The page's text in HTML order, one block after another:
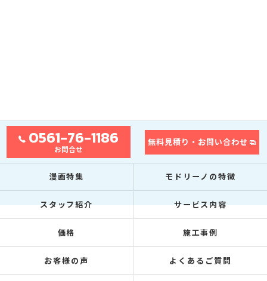
0561-76-1186
お問合せ
無料見積り・お問い合わせ
漫画特集 モドリーノの特徴
スタッフ紹介 サービス内容
価格 施工事例
お客様の声 よくあるご質問